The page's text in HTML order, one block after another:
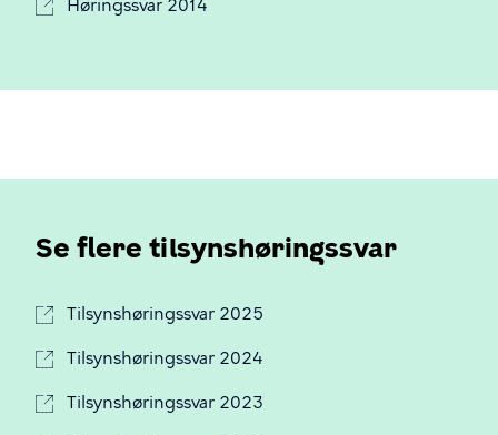
Høringssvar 2014
Se flere tilsynshøringssvar
Tilsynshøringssvar 2025
Tilsynshøringssvar 2024
Tilsynshøringssvar 2023